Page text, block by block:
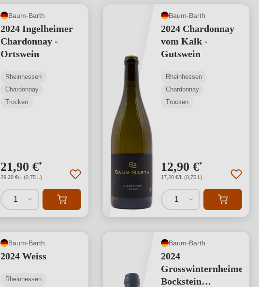
Baum-Barth
2024 Ingelheimer
Chardonnay -
Ortswein
Rheinhessen
Chardonnay
Trocken
21,90 €*
29,20 €/L (0,75 L)
1
Baum-Barth
2024 Chardonnay
vom Kalk -
Gutswein
Rheinhessen
Chardonnay
Trocken
12,90 €*
17,20 €/L (0,75 L)
1
Baum-Barth
2024 Weiss
Rheinhessen
Baum-Barth
2024
Grosswinternheimer
Bockstein